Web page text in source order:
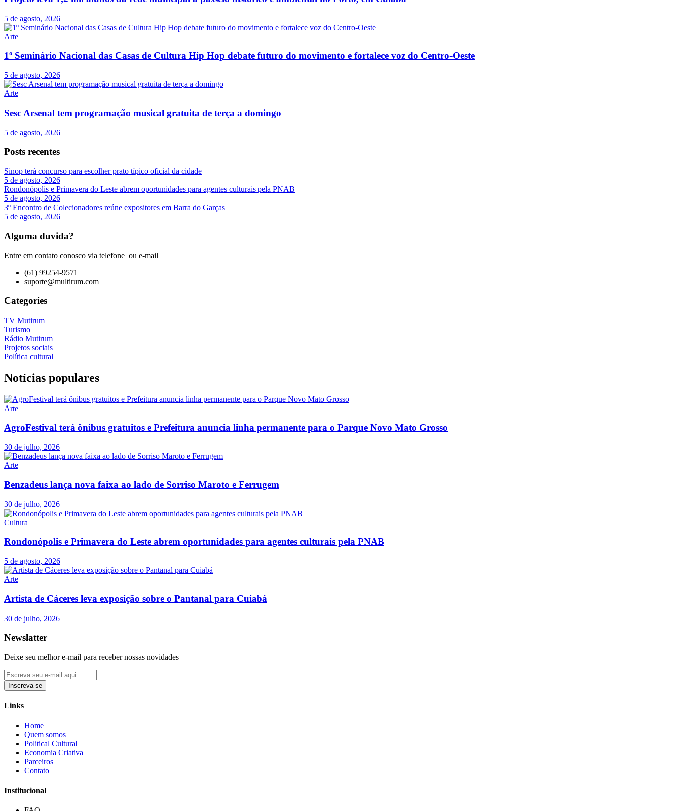
5 de agosto, 2026
Arte
1º Seminário Nacional das Casas de Cultura Hip Hop debate futuro do movimento e fortalece voz do Centro-Oeste
5 de agosto, 2026
Arte
Sesc Arsenal tem programação musical gratuita de terça a domingo
5 de agosto, 2026
Posts recentes
Sinop terá concurso para escolher prato típico oficial da cidade
5 de agosto, 2026
Rondonópolis e Primavera do Leste abrem oportunidades para agentes culturais pela PNAB
5 de agosto, 2026
3º Encontro de Colecionadores reúne expositores em Barra do Garças
5 de agosto, 2026
Alguma duvida?
Entre em contato conosco via telefone ou e-mail
(61) 99254-9571
suporte@multirum.com
Categories
TV Mutirum
Turismo
Rádio Mutirum
Projetos sociais
Política cultural
Notícias populares
Arte
AgroFestival terá ônibus gratuitos e Prefeitura anuncia linha permanente para o Parque Novo Mato Grosso
30 de julho, 2026
Arte
Benzadeus lança nova faixa ao lado de Sorriso Maroto e Ferrugem
30 de julho, 2026
Cultura
Rondonópolis e Primavera do Leste abrem oportunidades para agentes culturais pela PNAB
5 de agosto, 2026
Arte
Artista de Cáceres leva exposição sobre o Pantanal para Cuiabá
30 de julho, 2026
Newslatter
Deixe seu melhor e-mail para receber nossas novidades
Inscreva-se
Links
Home
Quem somos
Political Cultural
Economia Criativa
Parceiros
Contato
Institucional